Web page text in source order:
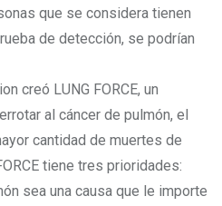
que se considera tienen
de detección, se podrían
creó LUNG FORCE, un
al cáncer de pulmón, el
cantidad de muertes de
tiene tres prioridades:
sea una causa que le importe